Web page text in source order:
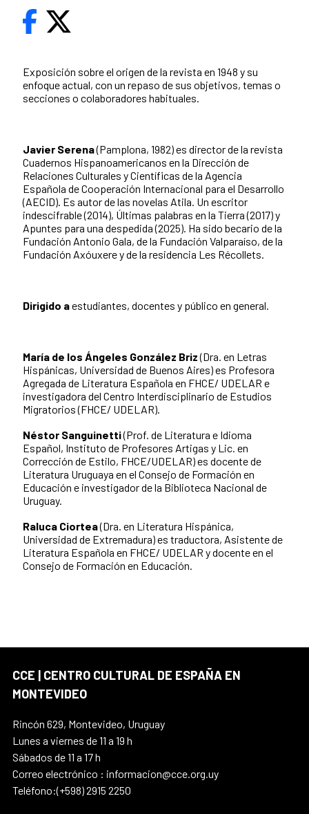
Exposición sobre el origen de la revista en 1948 y su
enfoque actual, con un repaso de sus objetivos, temas o
secciones o colaboradores habituales.
Javier Serena(Pamplona, 1982) es director de la revista
Cuadernos Hispanoamericanos en la Dirección de
Relaciones Culturales y Científicas de la Agencia
Española de Cooperación Internacional para el Desarrollo
(AECID). Es autor de las novelas Atila. Un escritor
indescifrable (2014), Últimas palabras en la Tierra (2017) y
Apuntes para una despedida (2025). Ha sido becario de la
Fundación Antonio Gala, de la Fundación Valparaíso, de la
Fundación Axóuxere y de la residencia Les Récollets.
Dirigido aestudiantes, docentes y público en general.
María de los Ángeles González Briz(Dra. en Letras
Hispánicas, Universidad de Buenos Aires) es Profesora
Agregada de Literatura Española en FHCE/ UDELAR e
investigadora del Centro Interdisciplinario de Estudios
Migratorios (FHCE/ UDELAR).
Néstor Sanguinetti(Prof. de Literatura e Idioma
Español, Instituto de Profesores Artigas y Lic. en
Corrección de Estilo, FHCE/UDELAR) es docente de
Literatura Uruguaya en el Consejo de Formación en
Educación e investigador de la Biblioteca Nacional de
Uruguay.
Raluca Ciortea(Dra. en Literatura Hispánica,
Universidad de Extremadura) es traductora, Asistente de
Literatura Española en FHCE/ UDELAR y docente en el
Consejo de Formación en Educación.
CCE | CENTRO CULTURAL DE ESPAÑA EN
MONTEVIDEO
Rincón 629, Montevideo, Uruguay
Lunes a viernes de 11 a 19 h
Sábados de 11 a 17 h
Correo electrónico : informacion@cce.org.uy
Teléfono:(+598) 2915 2250